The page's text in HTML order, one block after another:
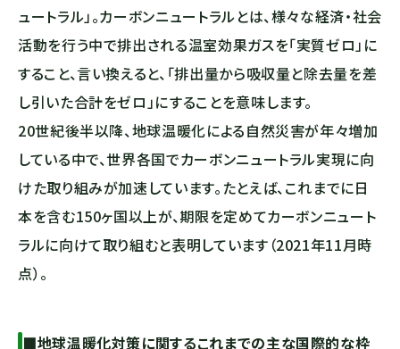
ュートラル」。カーボンニュートラルとは、様々な経済・社会
活動を行う中で排出される温室効果ガスを「実質ゼロ」に
すること、言い換えると、「排出量から吸収量と除去量を差
し引いた合計をゼロ」にすることを意味します。
20世紀後半以降、地球温暖化による自然災害が年々増加
している中で、世界各国でカーボンニュートラル実現に向
けた取り組みが加速しています。たとえば、これまでに日
本を含む150ヶ国以上が、期限を定めてカーボンニュート
ラルに向けて取り組むと表明しています（2021年11月時
点）。
■地球温暖化対策に関するこれまでの主な国際的な枠